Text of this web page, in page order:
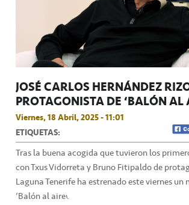
JOSÉ CARLOS HERNÁNDEZ
PROTAGONISTA DE ‘BALÓN AL
Viernes, 18 Abril, 2025 - 11:01
ETIQUETAS:
Tras la buena acogida que tuvieron los
con Txus Vidorreta y Bruno Fitipaldo de
Laguna Tenerife ha estrenado este viernes
‘Balón al aire’.